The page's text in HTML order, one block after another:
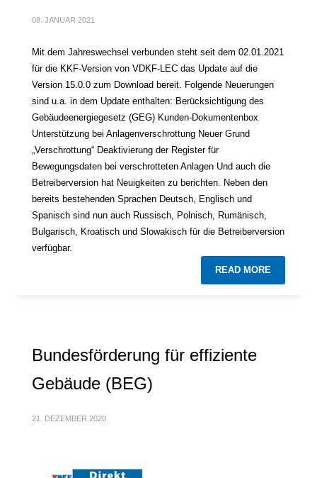
08. JANUAR 2021
Mit dem Jahreswechsel verbunden steht seit dem 02.01.2021
für die KKF-Version von VDKF-LEC das Update auf die
Version 15.0.0 zum Download bereit. Folgende Neuerungen
sind u.a. in dem Update enthalten: Berücksichtigung des
Gebäudeenergiegesetz (GEG) Kunden-Dokumentenbox
Unterstützung bei Anlagenverschrottung Neuer Grund
„Verschrottung“ Deaktivierung der Register für
Bewegungsdaten bei verschrotteten Anlagen Und auch die
Betreiberversion hat Neuigkeiten zu berichten. Neben den
bereits bestehenden Sprachen Deutsch, Englisch und
Spanisch sind nun auch Russisch, Polnisch, Rumänisch,
Bulgarisch, Kroatisch und Slowakisch für die Betreiberversion
verfügbar.
READ MORE
Bundesförderung für effiziente
Gebäude (BEG)
21. DEZEMBER 2020